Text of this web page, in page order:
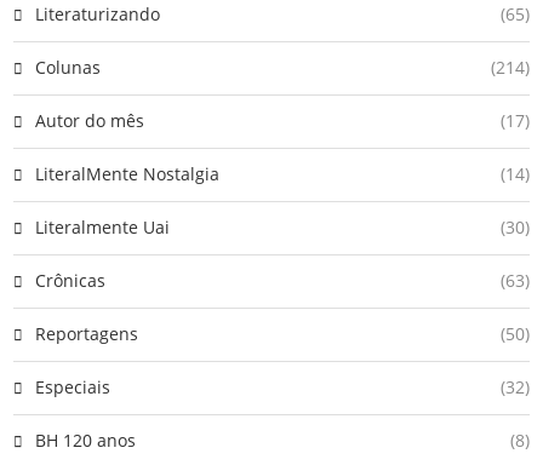
Literaturizando (65)
Colunas (214)
Autor do mês (17)
LiteralMente Nostalgia (14)
Literalmente Uai (30)
Crônicas (63)
Reportagens (50)
Especiais (32)
BH 120 anos (8)